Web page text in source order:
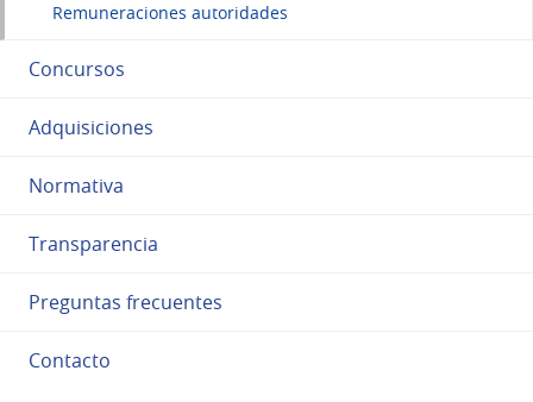
Remuneraciones autoridades
Concursos
Adquisiciones
Normativa
Transparencia
Preguntas frecuentes
Contacto